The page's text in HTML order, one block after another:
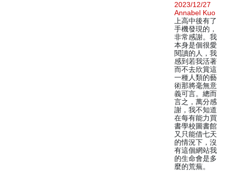
2023/12/27
Annabel Kuo
上高中後有了
手機發現的，
非常感謝。我
本身是個很愛
閱讀的人，我
感到若我活著
而不去欣賞這
一種人類的藝
術那將毫無意
義可言。總而
言之，萬分感
謝，我不知道
在每有能力買
書學校圖書館
又只能借七天
的情況下，沒
有這個網站我
的生命會是多
麼的荒蕪。